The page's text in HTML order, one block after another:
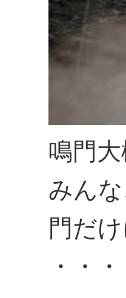
鳴門
みん
門だけ
・・・